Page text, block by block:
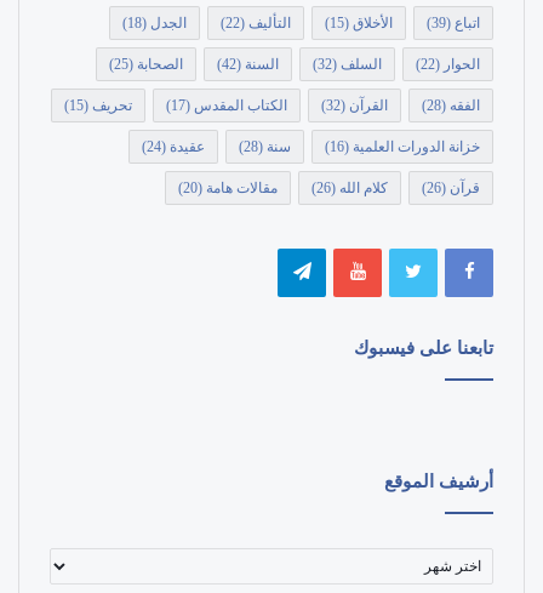
اتباع (39) الأخلاق (15) التأليف (22) الجدل (18)
الحوار (22) السلف (32) السنة (42) الصحابة (25)
الفقه (28) القرآن (32) الكتاب المقدس (17) تحريف (15)
خزانة الدورات العلمية (16) سنة (28) عقيدة (24)
قرآن (26) كلام الله (26) مقالات هامة (20)
تابعنا على فيسبوك
أرشيف الموقع
أرشيف
الموقع